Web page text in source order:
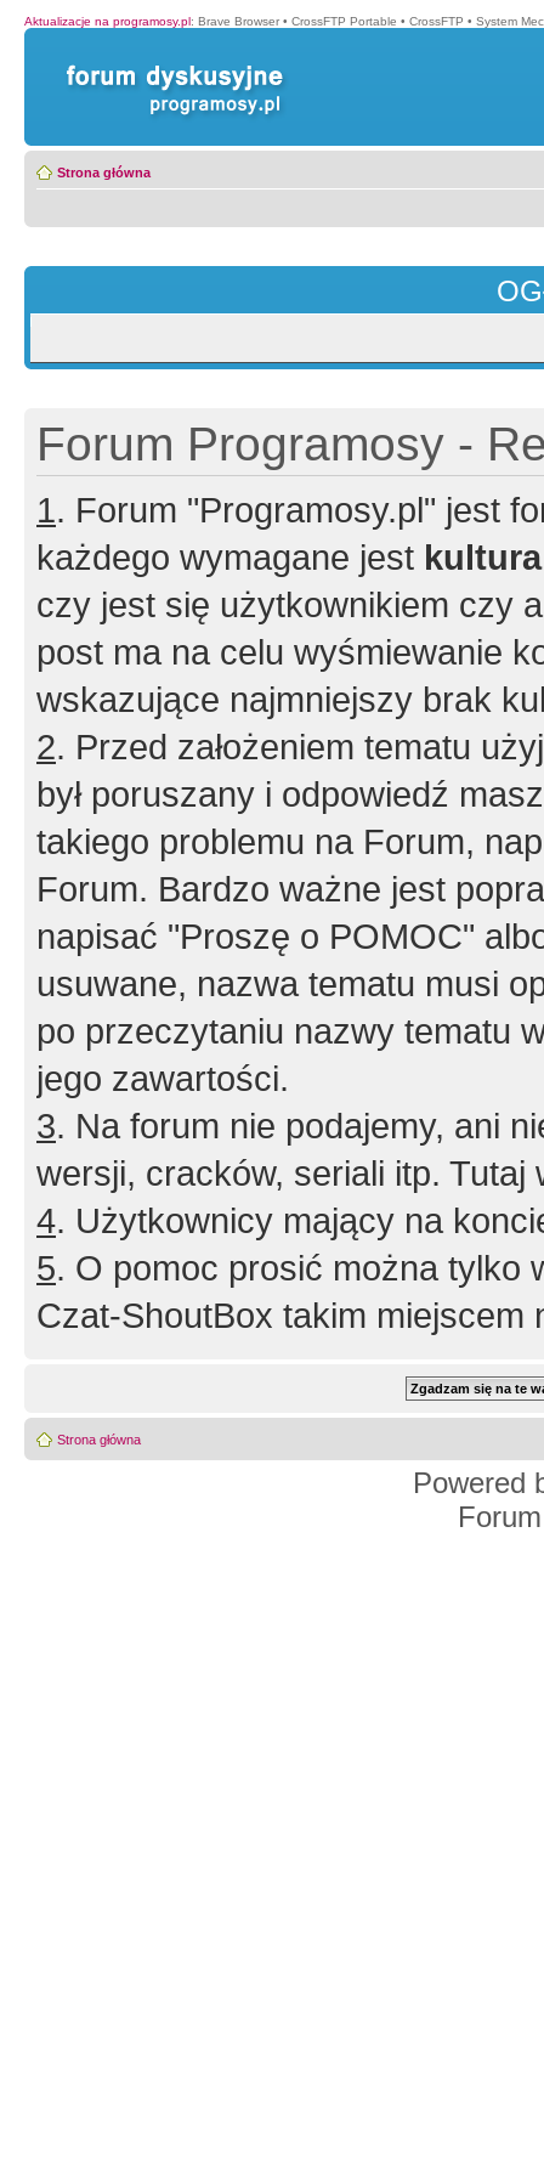
Aktualizacje na programosy.pl: Brave Browser • CrossFTP Portable • CrossFTP • System
Strona główna
Forum Programosy -
1. Forum "Programosy.pl" jest
każdego wymagane jest
czy jest się użytkownikiem czy
post ma na celu wyśmiewanie
wskazujące najmniejszy brak
2. Przed założeniem tematu
był poruszany i odpowiedź
takiego problemu na Forum,
Forum. Bardzo ważne jest
napisać "Proszę o POMOC"
usuwane, nazwa tematu musi
po przeczytaniu nazwy tematu
jego zawartości.
3. Na forum nie podajemy, ani
wersji, cracków, seriali itp. Tutaj
4. Użytkownicy mający na
5. O pomoc prosić można tylko
Czat-ShoutBox takim miejscem
Strona główna
Powered